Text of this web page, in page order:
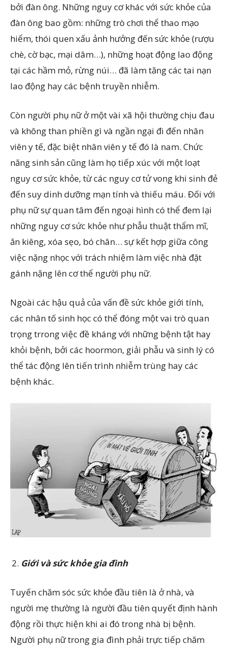
bởi đàn ông. Những nguy cơ khác với sức khỏe của
đàn ông bao gồm: những trò chơi thể thao mạo
hiểm, thói quen xấu ảnh hưởng đến sức khỏe (rượu
chè, cờ bạc, mại dâm…), những hoạt động lao động
tại các hầm mỏ, rừng núi… đã làm tăng các tai nạn
lao động hay các bệnh truyền nhiễm.
Còn người phụ nữ ở một vài xã hội thường chịu đau
và không than phiền gì và ngần ngại đi đến nhân
viên y tế, đặc biệt nhân viên y tế đó là nam. Chức
năng sinh sản cũng làm họ tiếp xúc với một loạt
nguy cơ sức khỏe, từ các nguy cơ tử vong khi sinh đẻ
đến suy dinh dưỡng mạn tính và thiếu máu. Đối với
phụ nữ sự quan tâm đến ngoại hình có thể đem lại
những nguy cơ sức khỏe như phẫu thuật thẩm mĩ,
ăn kiêng, xóa sẹo, bó chân… sự kết hợp giữa công
việc nặng nhọc với trách nhiệm làm việc nhà đặt
gánh nặng lên cơ thể người phụ nữ.
Ngoài các hậu quả của vấn đề sức khỏe giới tính,
các nhân tố sinh học có thể đóng một vai trò quan
trọng trrong việc đề kháng với những bệnh tật hay
khỏi bệnh, bởi các hoormon, giải phẫu và sinh lý có
thể tác động lên tiến trình nhiễm trùng hay các
bệnh khác.
Giới và sức khỏe gia đình
Tuyến chăm sóc sức khỏe đầu tiên là ở nhà, và
người mẹ thường là người đầu tiên quyết định hành
động rồi thực hiện khi ai đó trong nhà bị bệnh.
Người phụ nữ trong gia đình phải trực tiếp chăm